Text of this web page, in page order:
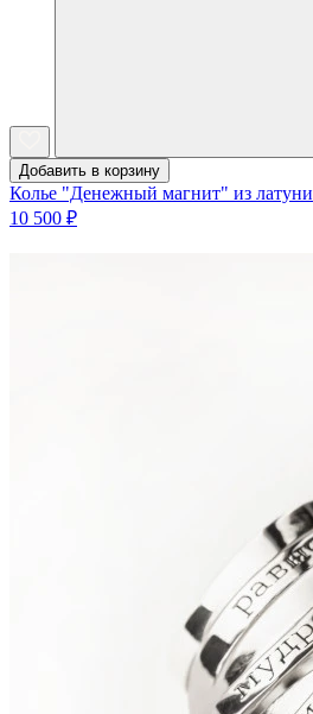
Добавить в корзину
Колье "Денежный магнит" из латуни
10 500 ₽